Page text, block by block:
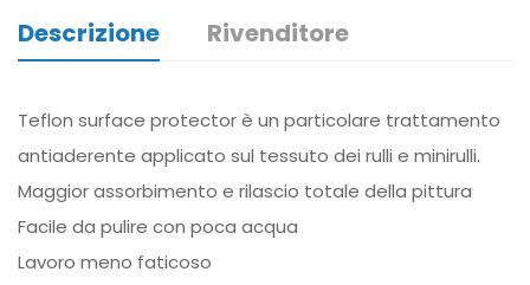
Descrizione Rivenditore
Teflon surface protector è un particolare trattamento
antiaderente applicato sul tessuto dei rulli e minirulli.
Maggior assorbimento e rilascio totale della pittura
Facile da pulire con poca acqua
Lavoro meno faticoso